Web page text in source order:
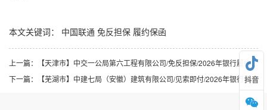
本文关键词： 中国联通 免反担保 履约保函
上一篇：
【天津市】中交一公局第六工程有限公司/免反担保/2026年银行履约保函三十二
下一篇：
【芜湖市】中建七局（安徽）建筑有限公司/见索即付/2026年银行履约保函三十四抖音